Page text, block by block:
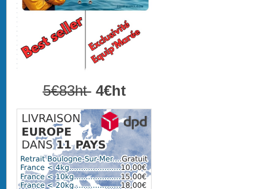
5€83ht4€ht